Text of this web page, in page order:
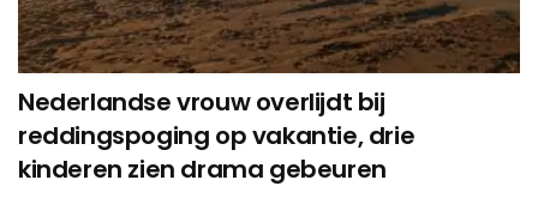
Nederlandse vrouw overlijdt bij
reddingspoging op vakantie, drie
kinderen zien drama gebeuren